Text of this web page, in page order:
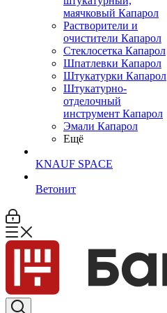
маячковый Капарол
Растворители и
очистители Капарол
Cтеклосетка Капарол
Шпатлевки Капарол
Штукатурки Капарол
Штукатурно-
отделочный
инструмент Капарол
Эмали Капарол
Ещё
KNAUF SPACE
Ветонит